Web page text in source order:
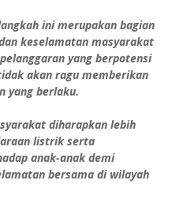
ini merupakan bagian
keselamatan masyarakat
yang berpotensi
akan ragu memberikan
yang berlaku.
diharapkan lebih
listrik serta
anak-anak demi
bersama di wilayah